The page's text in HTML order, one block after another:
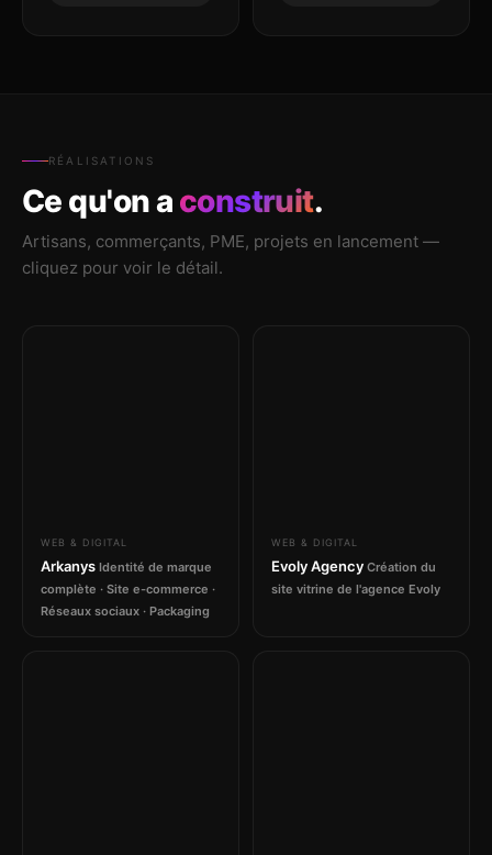
RÉALISATIONS
Ce qu'on a construit.
Artisans, commerçants, PME, projets en lancement —
cliquez pour voir le détail.
WEB & DIGITAL
Arkanys Identité de marque
complète · Site e-commerce ·
Réseaux sociaux · Packaging
WEB & DIGITAL
Evoly Agency Création du
site vitrine de l'agence Evoly